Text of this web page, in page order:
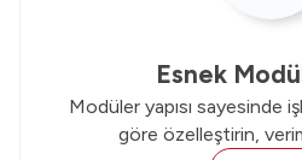
Esnek
Modüler yapısı sayesinde
göre özelleştirin,